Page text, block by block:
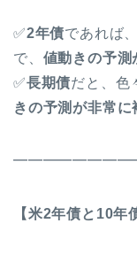
✅2年債であれば
で、 値動きの予測
✅長期債だと、色
きの予測が非常に
【米2年債と10年